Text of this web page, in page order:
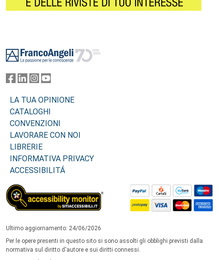
LA TUA OPINIONE
CATALOGHI
CONVENZIONI
LAVORARE CON NOI
LIBRERIE
INFORMATIVA PRIVACY
ACCESSIBILITÁ
Ultimo aggiornamento: 24/06/2026
Per le opere presenti in questo sito si sono assolti gli obblighi previsti dalla
normativa sul diritto d'autore e sui diritti connessi.